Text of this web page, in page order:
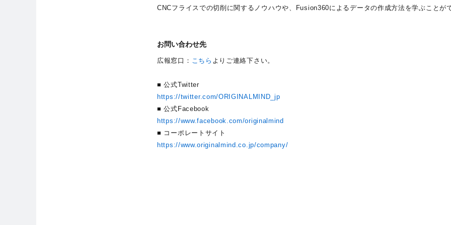
CNCフライスでの切削に関するノウハウや、Fusion360によるデータの作成方法を学ぶことが
お問い合わせ先
広報窓口： こちら よりご連絡下さい。
■ 公式Twitter
https://twitter.com/ORIGINALMIND_jp
■ 公式Facebook
https://www.facebook.com/originalmind
■ コーポレートサイト
https://www.originalmind.co.jp/company/